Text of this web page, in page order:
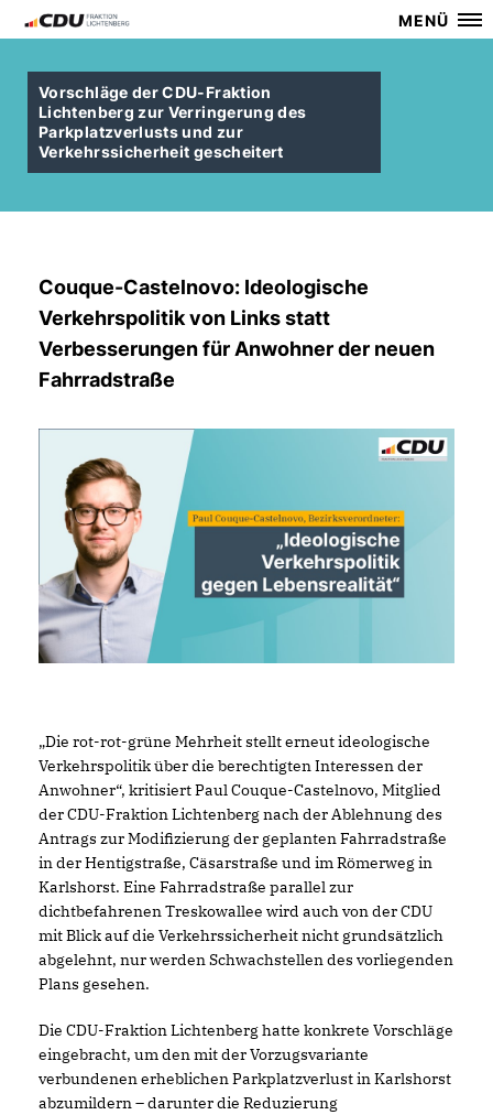
MENÜ
Vorschläge der CDU-Fraktion
Lichtenberg zur Verringerung des
Parkplatzverlusts und zur
Verkehrssicherheit gescheitert
Couque-Castelnovo: Ideologische
Verkehrspolitik von Links statt
Verbesserungen für Anwohner der neuen
Fahrradstraße
Die rot-rot-grüne Mehrheit stellt erneut ideologische
Verkehrspolitik über die berechtigten Interessen der
Anwohner“, kritisiert Paul Couque-Castelnovo, Mitglied
der CDU-Fraktion Lichtenberg nach der Ablehnung des
Antrags zur Modifizierung der geplanten Fahrradstraße
in der Hentigstraße, Cäsarstraße und im Römerweg in
Karlshorst. Eine Fahrradstraße parallel zur
dichtbefahrenen Treskowallee wird auch von der CDU
mit Blick auf die Verkehrssicherheit nicht grundsätzlich
abgelehnt, nur werden Schwachstellen des vorliegenden
Plans gesehen.
Die CDU-Fraktion Lichtenberg hatte konkrete Vorschläge
eingebracht, um den mit der Vorzugsvariante
verbundenen erheblichen Parkplatzverlust in Karlshorst
abzumildern – darunter die Reduzierung